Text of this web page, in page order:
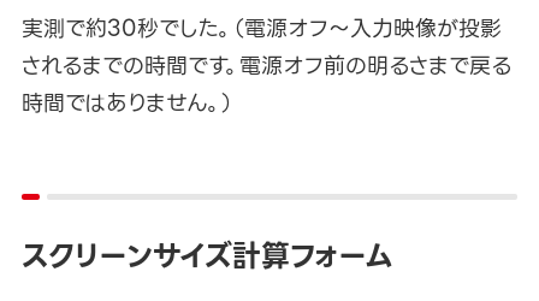
実測で約30秒でした。（電源オフ～入力映像が投影
されるまでの時間です。電源オフ前の明るさまで戻る
時間ではありません。）
スクリーンサイズ計算フォーム